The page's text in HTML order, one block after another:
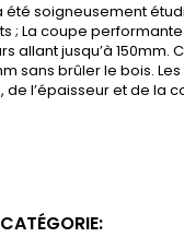
soigneusement
; La coupe
allant jusqu’à
sans brûler le bois.
l’épaisseur et de la